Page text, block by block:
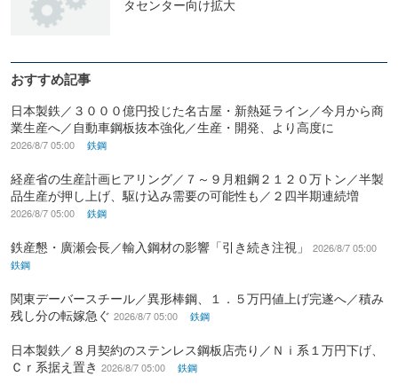
タセンター向け拡大
おすすめ記事
日本製鉄／３０００億円投じた名古屋・新熱延ライン／今月から商
業生産へ／自動車鋼板抜本強化／生産・開発、より高度に
2026/8/7 05:00 鉄鋼
経産省の生産計画ヒアリング／７～９月粗鋼２１２０万トン／半製
品生産が押し上げ、駆け込み需要の可能性も／２四半期連続増
2026/8/7 05:00 鉄鋼
鉄産懇・廣瀬会長／輸入鋼材の影響「引き続き注視」
2026/8/7 05:00
鉄鋼
関東デーバースチール／異形棒鋼、１．５万円値上げ完遂へ／積み
残し分の転嫁急ぐ 2026/8/7 05:00 鉄鋼
日本製鉄／８月契約のステンレス鋼板店売り／Ｎｉ系１万円下げ、
Ｃｒ系据え置き 2026/8/7 05:00 鉄鋼